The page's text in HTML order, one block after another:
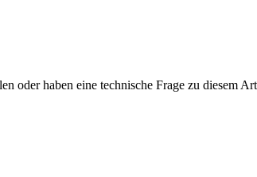
oder haben eine technische Frage zu diesem